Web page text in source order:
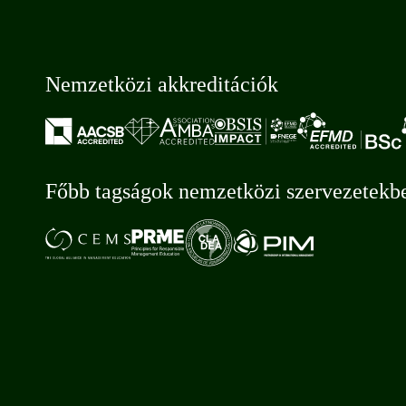
Nemzetközi akkreditációk
Főbb tagságok nemzetközi